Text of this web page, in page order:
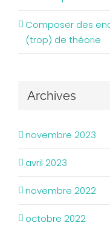
Composer des
(trop) de théorie
Archives
novembre 2023
avril 2023
novembre 2022
octobre 2022